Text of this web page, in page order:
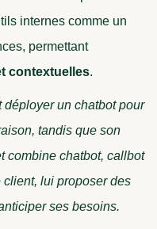
internes comme un
permettant
contextuelles.
un chatbot pour
tandis que son
combine chatbot, callbot
lui proposer des
ses besoins.